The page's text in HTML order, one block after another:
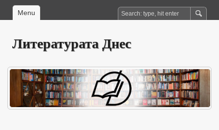
Menu
Литературата Днес